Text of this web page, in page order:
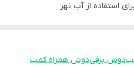
استفاده از آب نهر
دوش برقیدوش همراه کمپ